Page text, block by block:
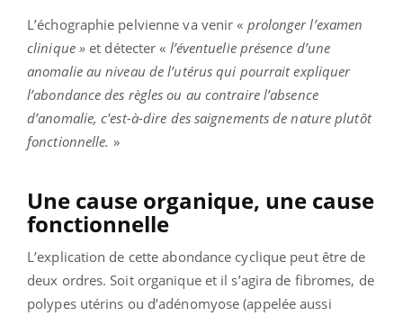
L’échographie pelvienne va venir « prolonger l’examen
clinique » et détecter « l’éventuelle présence d’une
anomalie au niveau de l’utérus qui pourrait expliquer
l’abondance des règles ou au contraire l’absence
d’anomalie, c'est-à-dire des saignements de nature plutôt
fonctionnelle. »
Une cause organique, une cause
fonctionnelle
L’explication de cette abondance cyclique peut être de
deux ordres. Soit organique et il s’agira de fibromes, de
polypes utérins ou d’adénomyose (appelée aussi